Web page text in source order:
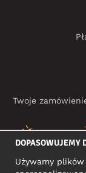
Twoje
DOPASOWUJEMY
Używamy